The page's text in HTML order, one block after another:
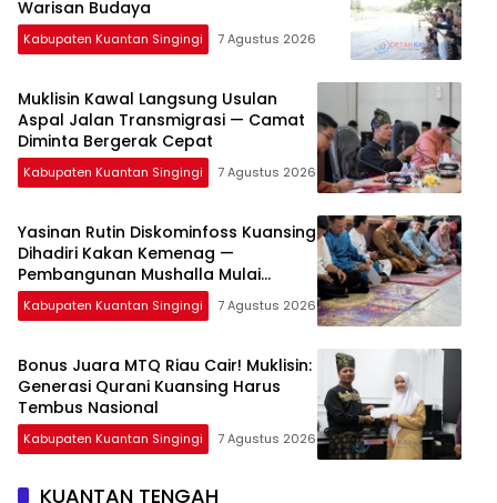
Kabupaten Kuantan Singingi
Dihadiri Kakan Kemenag —
Pembangunan Mushalla Mulai
Dirancang
Kabupaten Kuantan Singingi
Generasi Qurani Kuansing Harus
Tembus Nasional
Kabupaten Kuantan Singingi 7 Agustus 2026